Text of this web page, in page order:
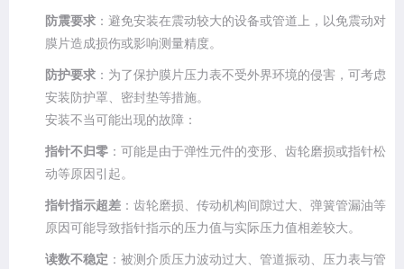
防震要求 ：避免安装在震动较大的设备或管道上，以免震动对
膜片造成损伤或影响测量精度。
防护要求 ：为了保护膜片压力表不受外界环境的侵害，可考虑
安装防护罩、密封垫等措施。
安装不当可能出现的故障：
指针不归零 ：可能是由于弹性元件的变形、齿轮磨损或指针松
动等原因引起。
指针指示超差 ：齿轮磨损、传动机构间隙过大、弹簧管漏油等
原因可能导致指针指示的压力值与实际压力值相差较大。
读数不稳定 ：被测介质压力波动过大、管道振动、压力表与管